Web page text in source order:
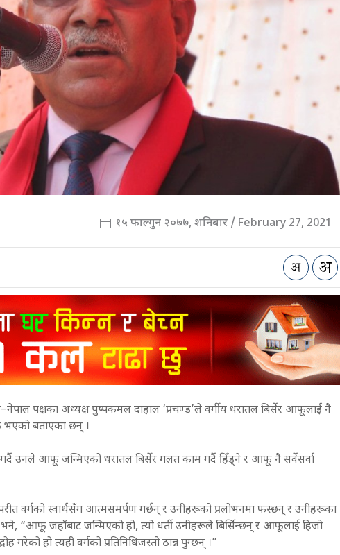
१५ फाल्गुन २०७७, शनिबार / February 27, 2021
पक्षका अध्यक्ष पुष्पकमल दाहाल ‘प्रचण्ड’ले वर्गीय धरातल बिर्सेर आफूलाई नै
भएको बताएका छन् ।
गर्दै उनले आफू जन्मिएको धरातल बिर्सेर गलत काम गर्दै हिँड्ने र आफू नै सर्वेसर्वा
वर्गको स्वार्थसँग आत्मसमर्पण गर्छन् र उनीहरूको प्रलोभनमा फस्छन् र उनीहरूका
“आफू जहाँबाट जन्मिएको हो, त्यो धर्ती उनीहरूले बिर्सिन्छन् र आफूलाई हिजो
गरेको हो त्यही वर्गको प्रतिनिधिजस्तो ठान्न पुग्छन् ।”